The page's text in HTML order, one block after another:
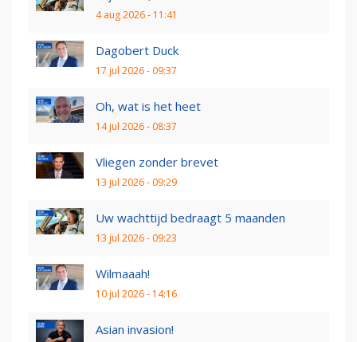
4 aug 2026 - 11:41
Dagobert Duck
17 jul 2026 - 09:37
Oh, wat is het heet
14 jul 2026 - 08:37
Vliegen zonder brevet
13 jul 2026 - 09:29
Uw wachttijd bedraagt 5 maanden
13 jul 2026 - 09:23
Wilmaaah!
10 jul 2026 - 14:16
Asian invasion!